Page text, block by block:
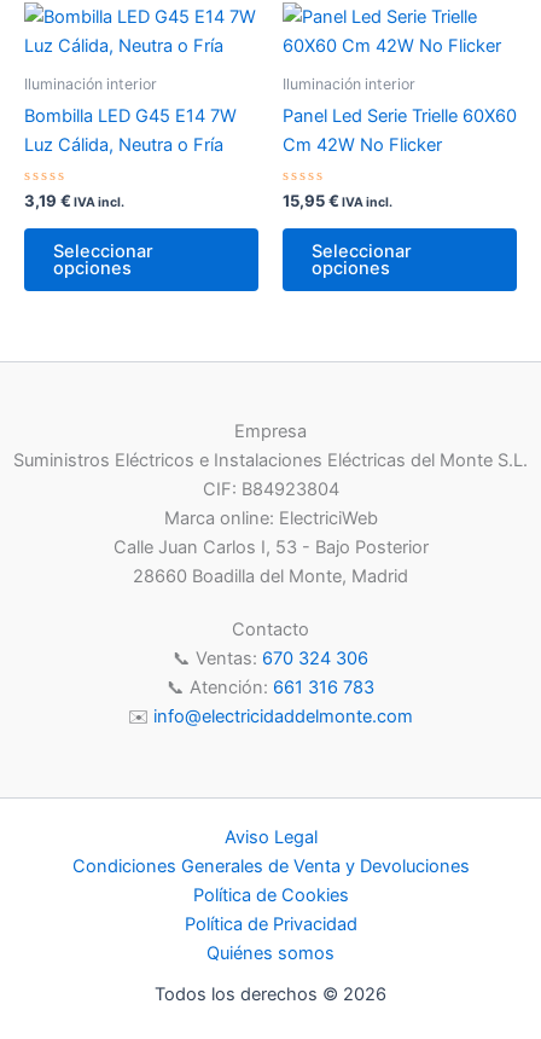
Iluminación interior
Bombilla LED G45 E14 7W
Luz Cálida, Neutra o Fría
Valorado
con
0
3,19 € IVA incl.
Seleccionar
opciones
Este
producto
tiene
se
pueden
elegir
en
la
página
producto
Iluminación interior
Panel Led Serie Trielle 60X60
Cm 42W No Flicker
Valorado
con
0
15,95€ IVA incl.
Seleccionar
opciones
Empresa
Suministros Eléctricos e Instalaciones Eléctricas del Monte S.L.
CIF: B84923804
Marca online: ElectriciWeb
Calle Juan Carlos I, 53 - Bajo Posterior
28660 Boadilla del Monte, Madrid
Contacto
📞 Ventas: 670 324 306
📞 Atención: 661 316 783
✉️ info@electricidaddelmonte.com
Aviso Legal
Condiciones Generales de Venta y Devoluciones
Política de Cookies
Política de Privacidad
Quiénes somos
Todos los derechos © 2026